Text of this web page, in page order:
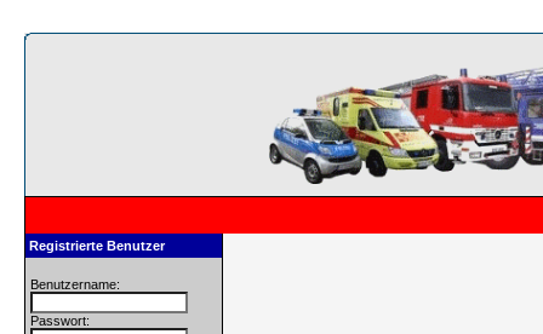
Registrierte Benutzer
Benutzername:
Passwort: